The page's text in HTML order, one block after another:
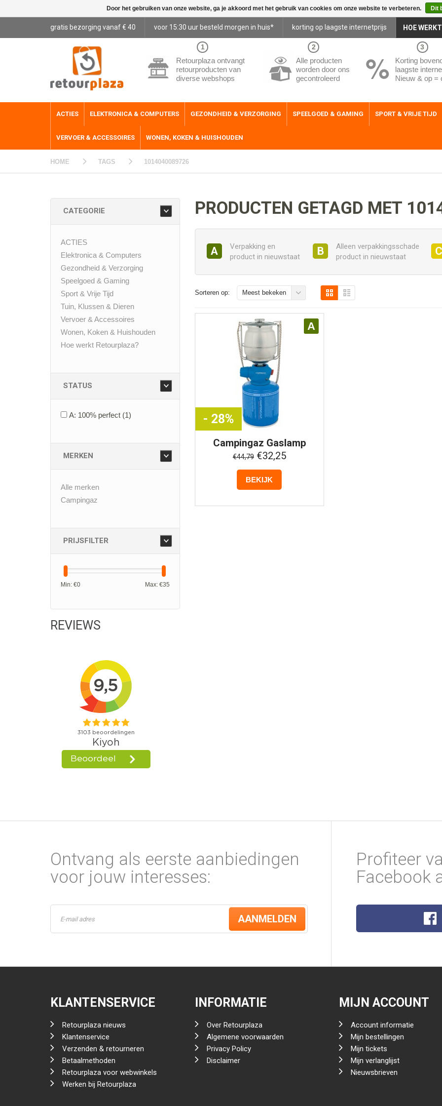
gratis bezorging vanaf € 40 voor 15:30 uur besteld morgen in huis* korting op laagste internetprijs HOE
1
Retourplaza ontvangt
retourproducten van
diverse webshops
2
Alle producten
worden door ons
gecontroleerd
3
Korting
laagste
Nieuw & op =
ACTIES ELEKTRONICA & COMPUTERS GEZONDHEID & VERZORGING SPEELGOED & GAMING SPORT & VRIJE TIJD
VERVOER & ACCESSOIRES WONEN, KOKEN & HUISHOUDEN
HOME TAGS 1014040089726
CATEGORIE
ACTIES
Elektronica & Computers
Gezondheid & Verzorging
Speelgoed & Gaming
Sport & Vrije Tijd
Tuin, Klussen & Dieren
Vervoer & Accessoires
Wonen, Koken & Huishouden
Hoe werkt Retourplaza?
STATUS
A: 100% perfect (1)
MERKEN
Alle merken
Campingaz
PRIJSFILTER
Min: €0 Max: €35
REVIEWS
PRODUCTEN GETAGD MET
A
Verpakking en
product in nieuwstaat
B
Alleen verpakkingsschade
product in nieuwstaat
Sorteren op: Meest bekeken
A
- 28%
Campingaz Gaslamp
Lumostar Plus PZ
€44,79€32,25
BEKIJK
Ontvang als eerste aanbiedingen
voor jouw interesses:
AANMELDEN
Profiteer
Facebook
KLANTENSERVICE
Retourplaza nieuws
Klantenservice
Verzenden & retourneren
Betaalmethoden
Retourplaza voor webwinkels
Werken bij Retourplaza
INFORMATIE
Over Retourplaza
Algemene voorwaarden
Privacy Policy
Disclaimer
MIJN ACCOUNT
Account informatie
Mijn bestellingen
Mijn tickets
Mijn verlanglijst
Nieuwsbrieven
Door het gebruiken van onze website, ga je akkoord met het gebruik van cookies om onze website te verbeteren. Dit